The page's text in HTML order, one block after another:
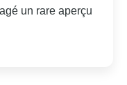
un rare aperçu